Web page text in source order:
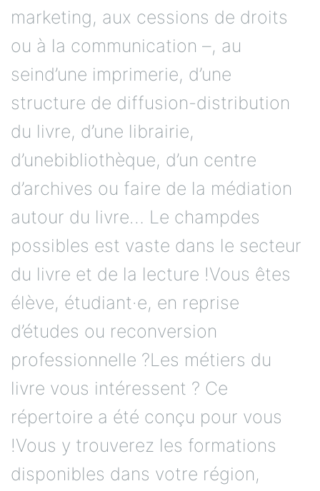
marketing, aux cessions de droits
ou à la communication –, au
seind’une imprimerie, d’une
structure de diffusion-distribution
du livre, d’une librairie,
d’unebibliothèque, d’un centre
d’archives ou faire de la médiation
autour du livre… Le champdes
possibles est vaste dans le secteur
du livre et de la lecture !Vous êtes
élève, étudiant·e, en reprise
d’études ou reconversion
professionnelle ?Les métiers du
livre vous intéressent ? Ce
répertoire a été conçu pour vous
!Vous y trouverez les formations
disponibles dans votre région,